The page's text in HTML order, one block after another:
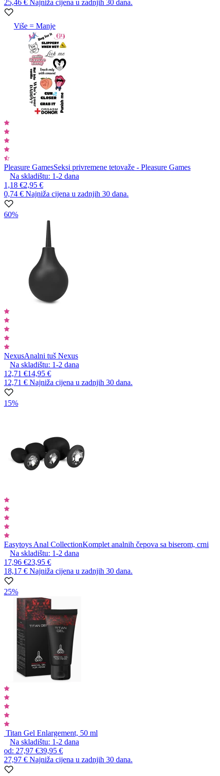
25,46 € Najniža cijena u zadnjih 30 dana.
Više = Manje
Pleasure GamesSeksi privremene tetovaže - Pleasure Games
Na skladištu: 1-2 dana
1,18 €2,95 €
0,74 € Najniža cijena u zadnjih 30 dana.
60%
NexusAnalni tuš Nexus
Na skladištu: 1-2 dana
12,71 €14,95 €
12,71 € Najniža cijena u zadnjih 30 dana.
15%
Easytoys Anal CollectionKomplet analnih čepova sa biserom, crni
Na skladištu: 1-2 dana
17,96 €23,95 €
18,17 € Najniža cijena u zadnjih 30 dana.
25%
Titan Gel Enlargement, 50 ml
Na skladištu: 1-2 dana
od: 27,97 €39,95 €
27,97 € Najniža cijena u zadnjih 30 dana.